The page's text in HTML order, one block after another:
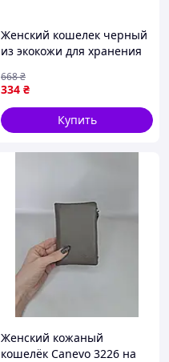
Женский кошелек черный
из экокожи для хранения
11х8 5х5 см арт.cy3018-4
334 ₴
668₴
Купить
Женский кожаный
кошелёк Canevo 3226 на